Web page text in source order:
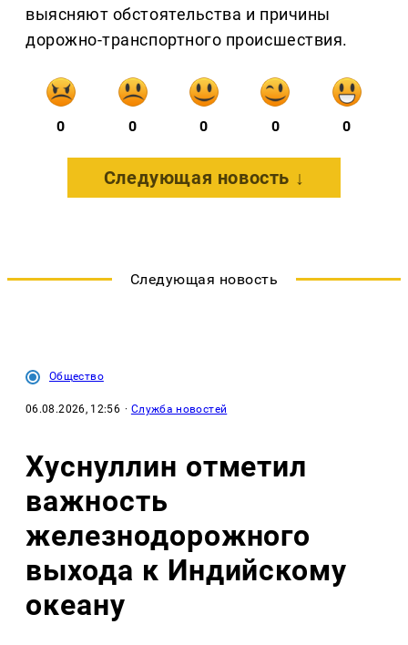
выясняют обстоятельства и причины
дорожно-транспортного происшествия.
0 0 0 0 0
Следующая новость ↓
Следующая новость
Общество
06.08.2026, 12:56 · Служба новостей
Хуснуллин отметил
важность
железнодорожного
выхода к Индийскому
океану